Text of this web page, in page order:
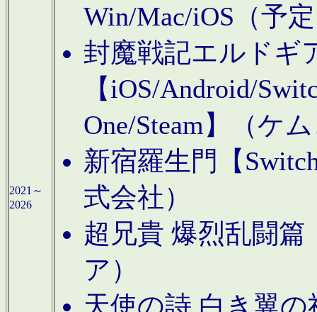
2021～
2026
Win/Mac/iOS（予
封魔戦記エルドギ
【iOS/Android/
One/Steam】（ケ
新宿羅生門【
式会社）
超兄貴 爆烈乱闘篇
ア）
天使の詩 白き翼